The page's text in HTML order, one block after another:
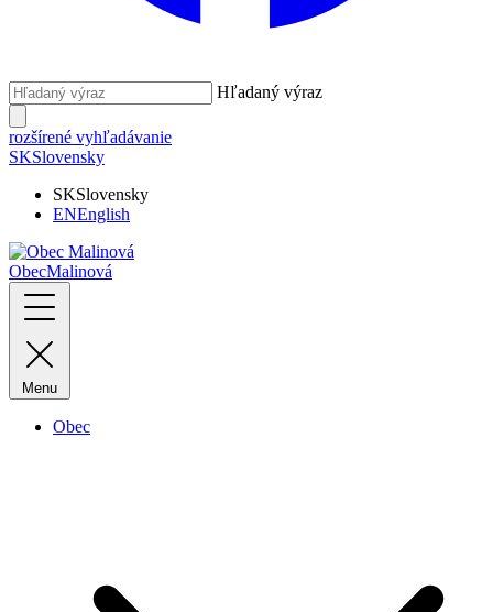
Hľadaný výraz
rozšírené vyhľadávanie
SKSlovensky
SKSlovensky
ENEnglish
ObecMalinová
Menu
Obec